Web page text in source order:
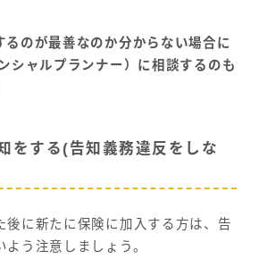
るのが最善なのか分からない場合に
シャルプランナー）に相談するのも
をする(告知義務違反をしな
後に新たに保険に加入する方は、告
う注意しましょう。